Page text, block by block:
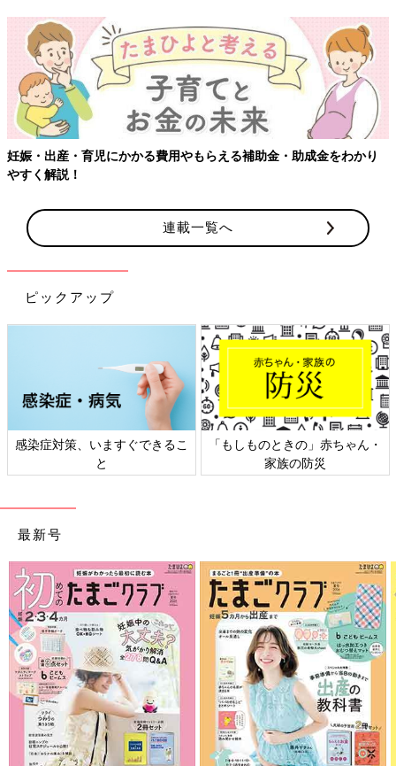
妊娠・出産・育児にかかる費用やもらえる補助金・助成金をわかり
やすく解説！
連載一覧へ
ピックアップ
感染症対策、いますぐできるこ
と
「もしものときの」赤ちゃん・
家族の防災
最新号